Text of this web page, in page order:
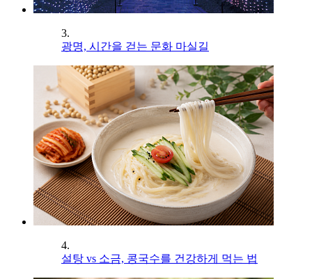
3.
광명, 시간을 걷는 문화 마실길
4.
설탕 vs 소금, 콩국수를 건강하게 먹는 법